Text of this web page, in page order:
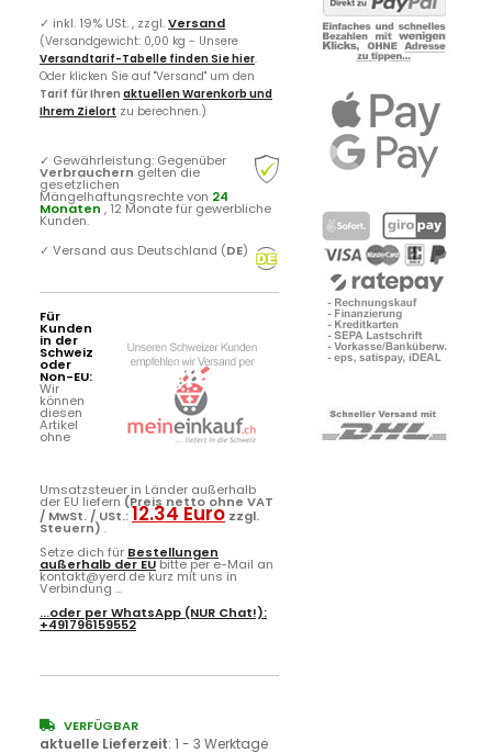
✓ inkl. 19% USt. , zzgl.Versand
(Versandgewicht: 0,00 kg - Unsere
Versandtarif-Tabelle finden Sie hier.
Oder klicken Sie auf "Versand" um den
Tarif für Ihren aktuellen Warenkorb und
Ihrem Zielort zu berechnen.)
✓ Gewährleistung: Gegenüber
Verbrauchern gelten die
gesetzlichen
Mängelhaftungsrechte von 24
Monaten , 12 Monate für gewerbliche
Kunden.
✓ Versand aus Deutschland (DE)
Für
Kunden
in der
Schweiz
oder
Non-EU:
Wir
können
diesen
Artikel
ohne
Umsatzsteuer in Länder außerhalb
der EU liefern (Preis netto ohne VAT
/ MwSt. / USt.:12.34 Euro zzgl.
Steuern) .
Setze dich für Bestellungen
außerhalb der EUbitte per e-Mail an
kontakt@yerd.de kurz mit uns in
Verbindung ...
...oder perWhatsApp (NUR Chat!):
+491796159552
VERFÜGBAR
aktuelle Lieferzeit: 1 - 3 Werktage